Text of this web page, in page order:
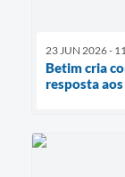
23 JUN 2026 -
Betim cria
resposta